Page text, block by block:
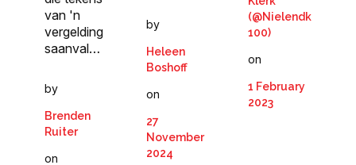
van 'n
vergelding
saanval…
by
Brenden
Ruiter
on
by
Heleen
Boshoff
on
27
November
2024
(@Nielendk
100)
on
1 February
2023